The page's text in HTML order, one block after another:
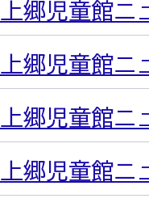
郷児童館ニ
郷児童館ニ
郷児童館ニ
郷児童館ニ